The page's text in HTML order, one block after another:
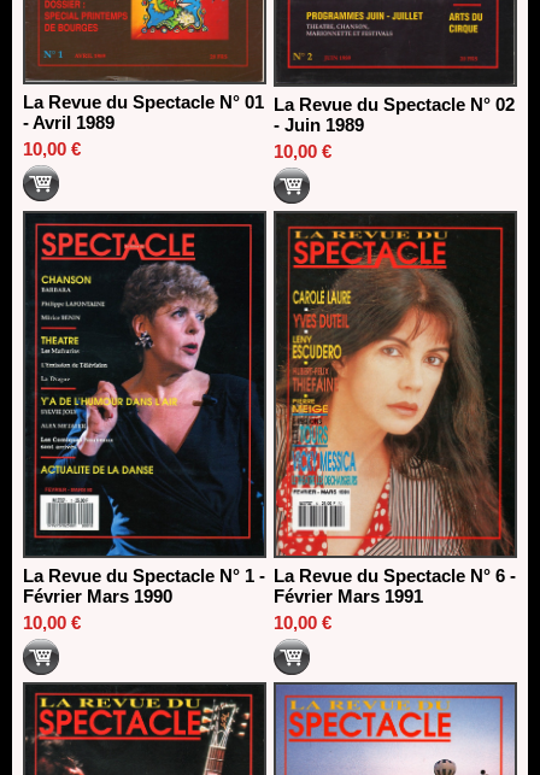
La Revue du Spectacle N° 01
- Avril 1989
10,00 €
La Revue du Spectacle N° 02
- Juin 1989
10,00 €
La Revue du Spectacle N° 1 -
Février Mars 1990
10,00 €
La Revue du Spectacle N° 6 -
Février Mars 1991
10,00 €